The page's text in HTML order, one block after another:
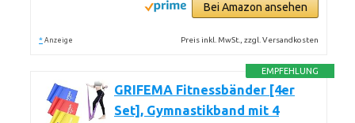
Bei Amazon ansehen
* Anzeige Preis inkl. MwSt., zzgl. Versandkosten
EMPFEHLUNG
GRIFEMA Fitnessbänder [4er
Set], Gymnastikband mit 4